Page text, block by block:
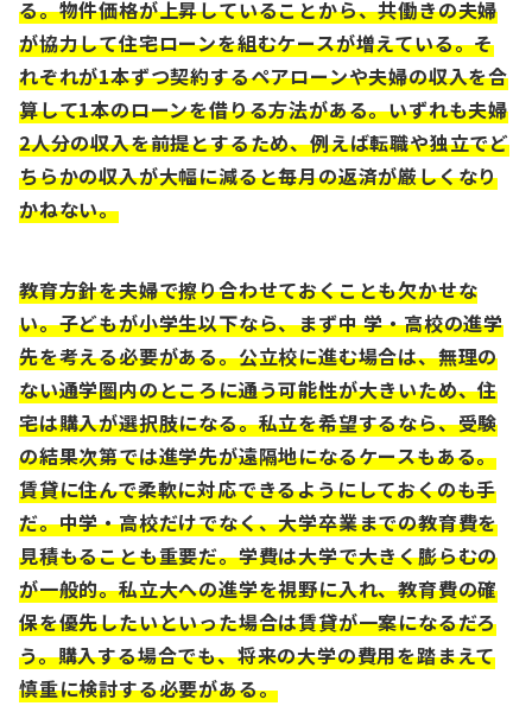
る。物件価格が上昇していることから、共働きの夫婦
が協⼒して住宅ローンを組むケースが増えている。そ
れぞれが1本ずつ契約するペアローンや夫婦の収⼊を合
算して1本のローンを借りる⽅法がある。いずれも夫婦
2⼈分の収⼊を前提とするため、例えば転職や独⽴でど
ちらかの収⼊が⼤幅に減ると毎⽉の返済が厳しくなり
かねない。
教育⽅針を夫婦で擦り合わせておくことも⽋かせな
い。⼦どもが⼩学⽣以下なら、まず中 学・⾼校の進学
先を考える必要がある。公⽴校に進む場合は、無理の
ない通学圏内のところに通う可能性が⼤きいため、住
宅は購⼊が選択肢になる。私⽴を希望するなら、受験
の結果次第では進学先が遠隔地になるケースもある。
賃貸に住んで柔軟に対応できるようにしておくのも⼿
だ。中学・⾼校だけでなく、⼤学卒業までの教育費を
⾒積もることも重要だ。学費は⼤学で⼤きく膨らむの
が⼀般的。私⽴⼤への進学を視野に⼊れ、教育費の確
保を優先したいといった場合は賃貸が⼀案になるだろ
う。購⼊する場合でも、将来の⼤学の費⽤を踏まえて
慎重に検討する必要がある。